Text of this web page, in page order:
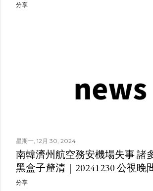
分享
星期一, 12月 30, 2024
南韓濟州航空務安機場失事 諸
黑盒子釐清｜20241230 公視晚
分享